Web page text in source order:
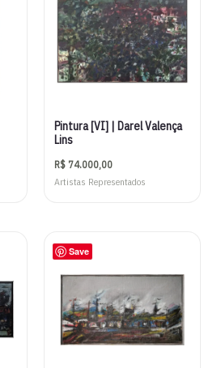
Pintura [VI] | Darel Valença
Lins
R$ 74.000,00
Artistas Representados
Save